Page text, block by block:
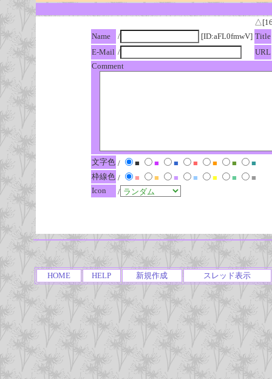
Name
/ [ID:aFL0fmwV] Title
E-Mail /
URL
Comment
文字色 / ■ ■ ■ ■ ■ ■
■
枠線色 / ■ ■ ■ ■ ■ ■
■
Icon
/
HOME HELP 新規作成 スレッド表示